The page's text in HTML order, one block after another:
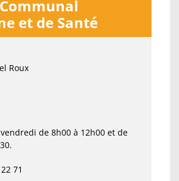
et de Santé
Roux
de 8h00 à 12h00 et de
71